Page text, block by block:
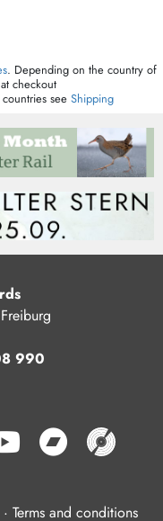
. Depending on the country of
checkout
see Shipping
990
· Terms and conditions